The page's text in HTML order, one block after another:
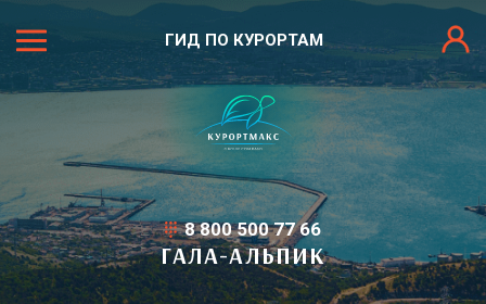
ГИД ПО КУРОРТАМ
8 800 500 77 66
ГАЛА-АЛЬПИК